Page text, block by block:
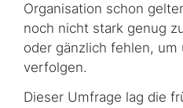
Organisation schon
noch nicht stark genug
oder gänzlich fehlen, um
verfolgen.
Dieser Umfrage lag die